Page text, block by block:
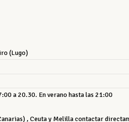
(Lugo)
a 20.30. En verano hasta las 21:00
, Ceuta y Melilla contactar